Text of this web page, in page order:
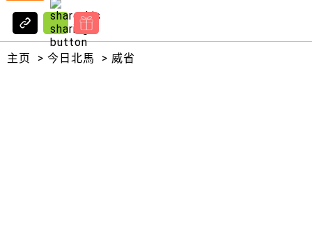
主页 > 今日北馬 > 威省